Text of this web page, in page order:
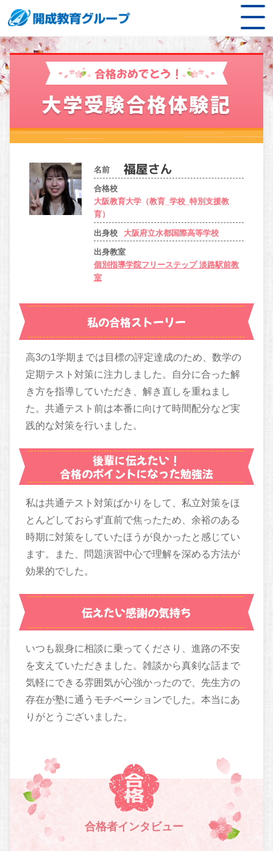
合格おめでとう！
大学受験合格体験記
名前
合格校
大阪教育大学（教育_学校_特別支援教
育）
出身校 大阪府立水都国際高等学校
出身教室
個別指導学院フリーステップ 淡路駅前教
室
私の合格ストーリー
高3の1学期までは目標の評定達成のため、数学の
定期テスト対策に注力しました。自分に合った解
き方を指導していただき、解き直しを重ねまし
た。共通テスト前は本番に向けて時間配分など実
践的な対策を行いました。
後輩に伝えたい！
合格のポイントになった勉強法
私は共通テスト対策ばかりをして、私立対策をほ
とんどしておらず直前で焦ったため、余裕のある
時期に対策をしていたほうが良かったと感じてい
ます。また、問題演習中心で理解を深める方法が
効果的でした。
伝えたい感謝の気持ち
いつも親身に相談に乗ってくださり、進路の不安
を支えていただきました。雑談から真剣な話まで
気軽にできる雰囲気が心強かったので、先生方の
存在が塾に通うモチベーションでした。本当にあ
りがとうございました。
合格者インタビュー